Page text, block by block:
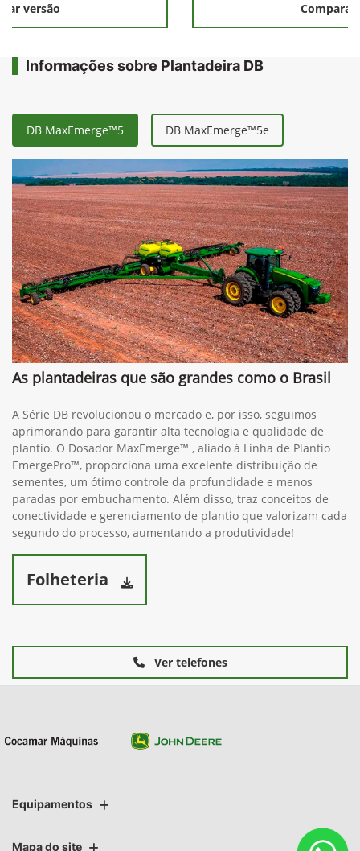
versão Comparar
Informações sobre Plantadeira DB
DB MaxEmerge™5 DB MaxEmerge™5e
As plantadeiras que são grandes como o Brasil
A Série DB revolucionou o mercado e, por isso, seguimos
aprimorando para garantir alta tecnologia e qualidade de
plantio. O Dosador MaxEmerge™ , aliado à Linha de Plantio
EmergePro™, proporciona uma excelente distribuição de
sementes, um ótimo controle da profundidade e menos
paradas por embuchamento. Além disso, traz conceitos de
conectividade e gerenciamento de plantio que valorizam cada
segundo do processo, aumentando a produtividade!
Folheteria
Ver telefones
Equipamentos
Mapa do site